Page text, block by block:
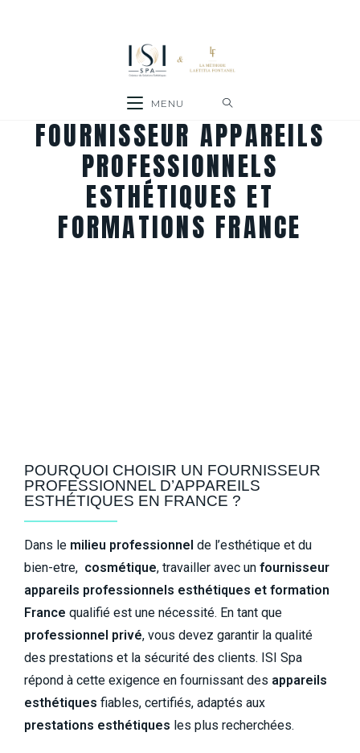
MENU
FOURNISSEUR APPAREILS
PROFESSIONNELS
ESTHÉTIQUES ET
FORMATIONS FRANCE
POURQUOI CHOISIR UN FOURNISSEUR
PROFESSIONNEL D’APPAREILS
ESTHÉTIQUES EN FRANCE ?
Dans le milieu professionnel de l’esthétique et du
bien-etre, cosmétique, travailler avec un fournisseur
appareils professionnels esthétiques et formation
France qualifié est une nécessité. En tant que
professionnel privé, vous devez garantir la qualité
des prestations et la sécurité des clients. ISI Spa
répond à cette exigence en fournissant des appareils
esthétiques fiables, certifiés, adaptés aux
prestations esthétiques les plus recherchées.